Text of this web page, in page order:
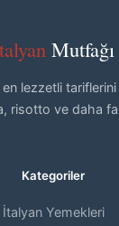
Mutfağı
en lezzetli
risotto ve daha
Kategoriler
İtalyan Yemekleri